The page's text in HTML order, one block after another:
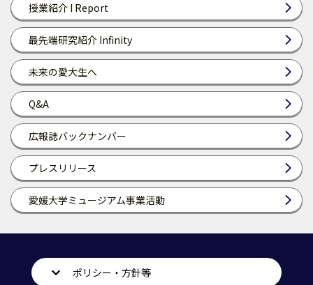
授業紹介 I Report
最先端研究紹介 Infinity
未来の愛大生へ
Q&A
広報誌バックナンバー
プレスリリース
愛媛大学ミュージアム事業活動
ポリシー・方針等